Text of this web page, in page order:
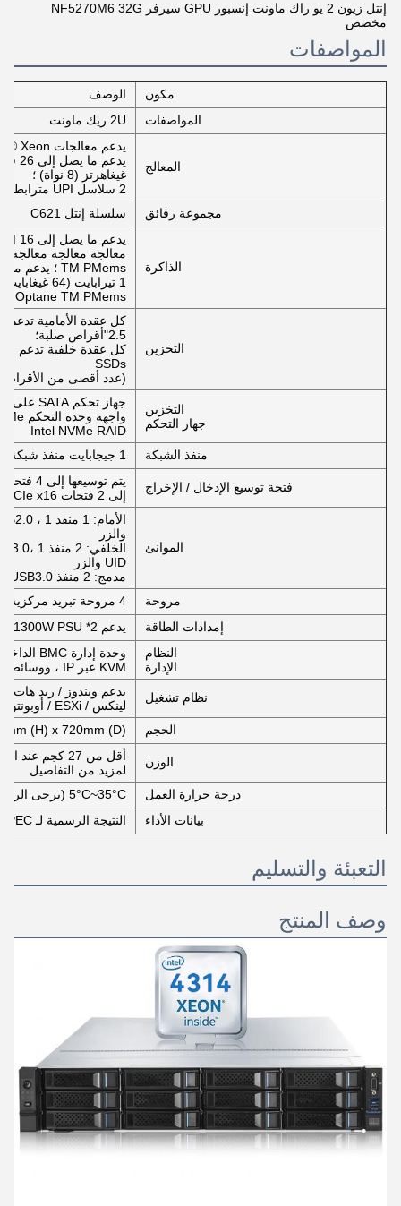
إنتل زيون 2 يو راك ماونت إنسبور GPU سيرفر NF5270M6 32G
مخصص
المواصفات
مكون
الوصف
المواصفات
2U ريك ماونت
المعالج
يدعم ما يصل إلى 26 قلبًا على تردد 2.0 GHz ؛ ما يصل إلى 3.6
غيغاهرتز (8 نواة) ؛
2 سلاسل UPI مترابطة مع سرعة أقصاها 10.4 GT / s لكل سلسلة
مجموعة رقائق
سلسلة إنتل C621
الذاكرة
TM PMems ؛ يدعم ما يصل إلى
Optane TM PMems
التخزين
2.5"أقراص صلبة؛
SSDs
(عدد أقصى من الأقراص
التخزين
جهاز التحكم
جهاز تحكم SATA على اللوحة الأم، يدعم RAID 0/1/5/10؛
Intel NVMe RAID
منفذ الشبكة
1 جيجابايت منفذ شبكة RJ45 مزدوج على اللوحة الأم
فتحة توسيع الإدخال / الإخراج
إلى 2 فتحات PCIe x16 القياسية
الموانئ
والزر
UID والزر
مدمج: 2 منفذ USB3.0
مروحة
4 مروحة تبريد مركزية
إمدادات الطاقة
يدعم 2* 550W / 800W / 1300W PSU (البلاتين) ، 1 + 1 إضافية
النظام
الإدارة
وحدة إدارة BMC الداخلية تدعم IPMI، SOL،
KVM عبر IP ، ووسائط افتراضية ، ويوفر منفذ شبكة RJ45 خارجي 1 Gb
نظام تشغيل
لينكس / ESXi / أوبونتو الخ
الحجم
(H) x 720mm (D)
الوزن
أقل من 27 كجم
لمزيد من التفاصيل
درجة حرارة العمل
5°C~35°C (يرجى الرجوع إلى الكتاب الأبيض الفني لمزيد من التفاصيل)
بيانات الأداء
النتيجة الرسمية لـ SPEC:
التعبئة والتسليم
وصف المنتج